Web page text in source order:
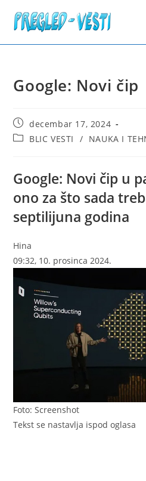
Google: Novi čip
Post
published:
decembar 17, 2024
PostBLIC VESTI / NAUKA I
Google: Novi čip u
ono za što sada
septilijuna godina
Hina
09:32, 10. prosinca 2024.
Foto: Screenshot
Tekst se nastavlja ispod oglasa